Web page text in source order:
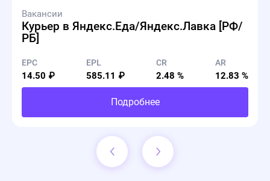
Вакансии
Курьер в Яндекс.Еда/Яндекс.Лавка [РФ/
РБ]
EPC
14.50 ₽
EPL
585.11 ₽
CR
2.48 %
AR
12.83 %
Подробнее